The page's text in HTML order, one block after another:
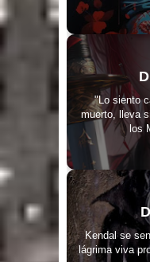
"Lo siento
muerto, lleva
los
Kendal se
lágrima viva